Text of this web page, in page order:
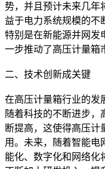
势，并且预计未来几年
益于电力系统规模的不
特别是在新能源并网发
一步推动了高压计量箱
二、技术创新成关键
在高压计量箱行业的发
随着科技的不断进步，
断提高，这使得高压计
用。未来，随着智能电
能化、数字化和网络化